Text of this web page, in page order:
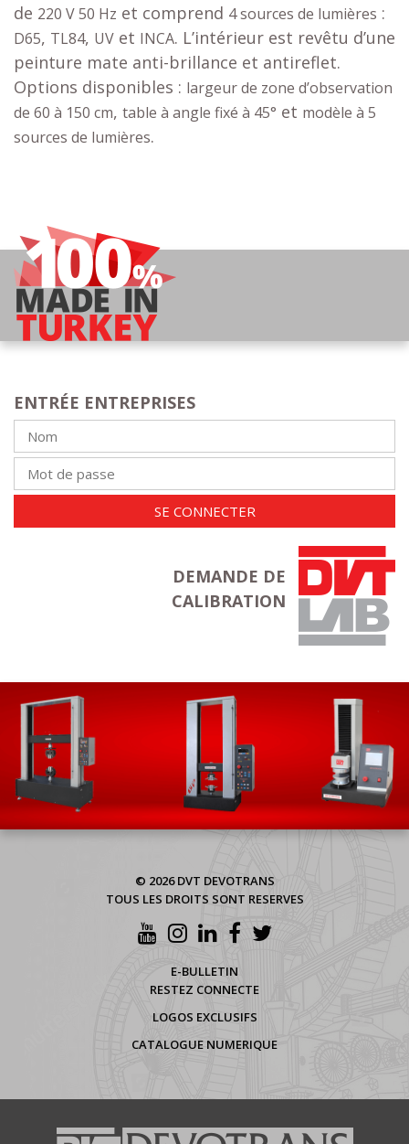
de 220 V 50 Hz et comprend 4 sources de lumières :
D65, TL84, UV et INCA. L’intérieur est revêtu d’une
peinture mate anti-brillance et antireflet.
Options disponibles : largeur de zone d’observation
de 60 à 150 cm, table à angle fixé à 45° et modèle à 5
sources de lumières.
ENTRÉE ENTREPRISES
SE CONNECTER
DEMANDE DE
CALIBRATION
© 2026 DVT DEVOTRANS
TOUS LES DROITS SONT RESERVES
E-BULLETIN
RESTEZ CONNECTE
LOGOS EXCLUSIFS
CATALOGUE NUMERIQUE